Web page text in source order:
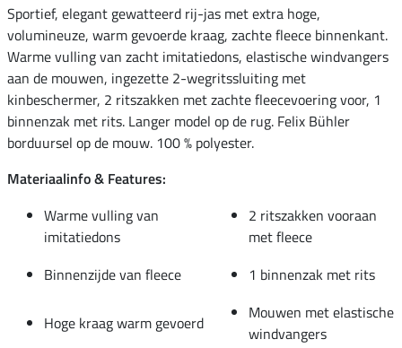
Sportief, elegant gewatteerd rij-jas met extra hoge,
volumineuze, warm gevoerde kraag, zachte fleece binnenkant.
Warme vulling van zacht imitatiedons, elastische windvangers
aan de mouwen, ingezette 2-wegritssluiting met
kinbeschermer, 2 ritszakken met zachte fleecevoering voor, 1
binnenzak met rits. Langer model op de rug. Felix Bühler
borduursel op de mouw. 100 % polyester.
Materiaalinfo & Features:
Warme vulling van
imitatiedons
2 ritszakken vooraan
met fleece
Binnenzijde van fleece
1 binnenzak met rits
Hoge kraag warm gevoerd
Mouwen met elastische
windvangers